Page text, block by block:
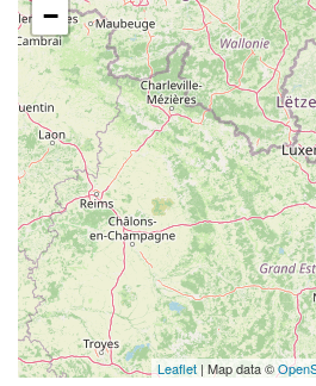
−
Leaflet | Map data ©